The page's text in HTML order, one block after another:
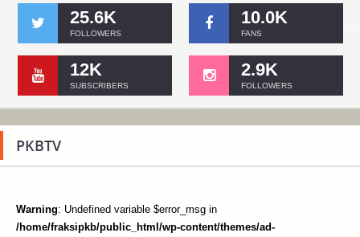
25.6K
FOLLOWERS
10.0K
FANS
12K
SUBSCRIBERS
2.9K
FOLLOWERS
PKBTV
Warning: Undefined variable $error_msg in
/home/fraksipkb/public_html/wp-content/themes/ad-